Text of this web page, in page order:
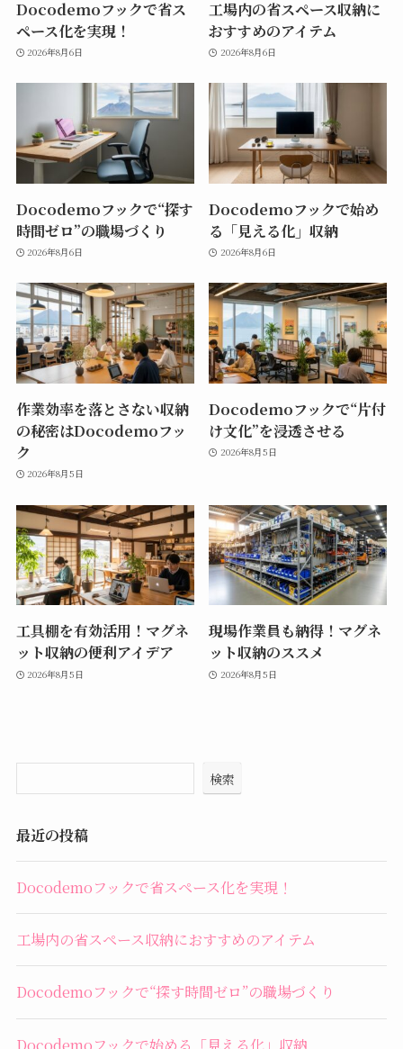
Docodemoフックで省ス
ペース化を実現！
2026年8月6日
工場内の省スペース収納に
おすすめのアイテム
2026年8月6日
Docodemoフックで“探す
時間ゼロ”の職場づくり
2026年8月6日
Docodemoフックで始め
る「見える化」収納
2026年8月6日
作業効率を落とさない収納
の秘密はDocodemoフッ
ク
2026年8月5日
Docodemoフックで“片付
け文化”を浸透させる
2026年8月5日
工具棚を有効活用！マグネ
ット収納の便利アイデア
2026年8月5日
現場作業員も納得！マグネ
ット収納のススメ
2026年8月5日
検索
最近の投稿
Docodemoフックで省スペース化を実現！
工場内の省スペース収納におすすめのアイテム
Docodemoフックで“探す時間ゼロ”の職場づくり
Docodemoフックで始める「見える化」収納